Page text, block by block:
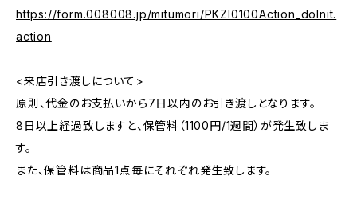
https://form.008008.jp/mitumori/PKZI0100Action_doInit.
action
<来店引き渡しについて>
原則、代金のお支払いから7日以内のお引き渡しとなります。
8日以上経過致しますと、保管料（1100円/1週間）が発生致しま
す。
また、保管料は商品1点毎にそれぞれ発生致します。